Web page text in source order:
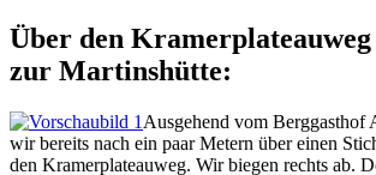
Über den
zur Martinshütte:
Ausgehend vom Berggasthof
wir bereits nach ein paar Metern über einen
den Kramerplateauweg. Wir biegen rechts ab.